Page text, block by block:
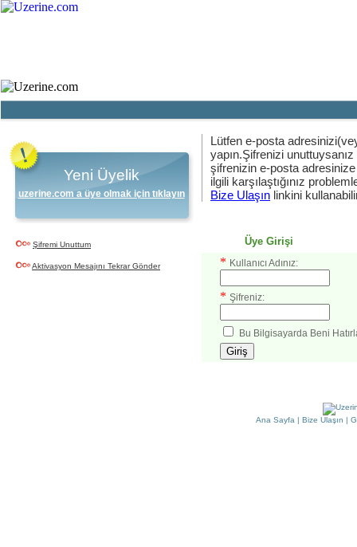
Yeni Üyelik
uzerine.com a üye olmak için tıklayın
Şifremi Unuttum
Aktivasyon Mesajını Tekrar Gönder
Lütfen e-posta
yapın.Şifrenizi
şifrenizin e-posta
ilgili karşılaştığınız
Bize Ulaşın linkini
Üye Girişi
* Kullanıcı Adınız:
* Şifreniz:
Bu Bilgisayarda Beni
Ana Sayfa | Bize Ulaşın |